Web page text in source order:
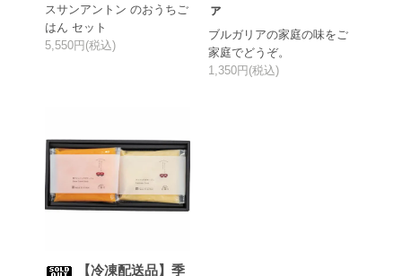
スサンアントン のおうちご
はん セット
5,550円(税込)
ァ
ブルガリアの家庭の味をご
家庭でどうぞ。
1,350円(税込)
【冷凍配送品】季